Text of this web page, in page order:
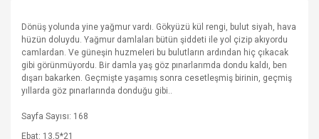
Dönüş yolunda yine yağmur vardı. Gökyüzü kül rengi, bulut siyah, hava
hüzün doluydu. Yağmur damlaları bütün şiddeti ile yol çizip akıyordu
camlardan. Ve güneşin huzmeleri bu bulutların ardından hiç çıkacak
gibi görünmüyordu. Bir damla yaş göz pınarlarımda dondu kaldı, ben
dışarı bakarken. Geçmişte yaşamış sonra cesetleşmiş birinin, geçmiş
yıllarda göz pınarlarında donduğu gibi..
Sayfa Sayısı: 168
Ebat: 13,5*21